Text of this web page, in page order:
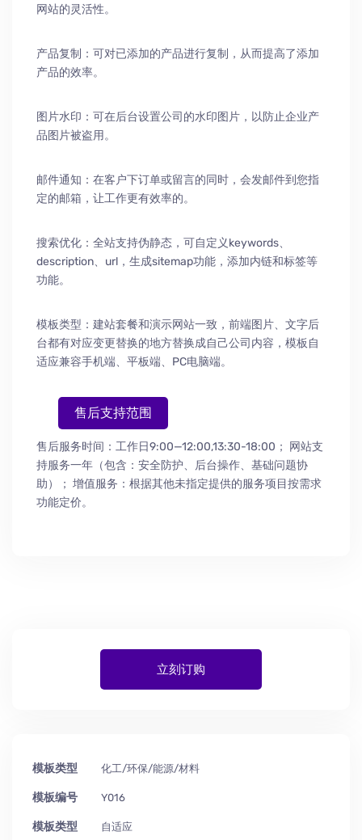
网站的灵活性。
产品复制：可对已添加的产品进行复制，从而提高了添加
产品的效率。
图片水印：可在后台设置公司的水印图片，以防止企业产
品图片被盗用。
邮件通知：在客户下订单或留言的同时，会发邮件到您指
定的邮箱，让工作更有效率的。
搜索优化：全站支持伪静态，可自定义keywords、
description、url，生成sitemap功能，添加内链和标签等
功能。
模板类型：建站套餐和演示网站一致，前端图片、文字后
台都有对应变更替换的地方替换成自己公司内容，模板自
适应兼容手机端、平板端、PC电脑端。
售后支持范围
售后服务时间：工作日9:00—12:00,13:30-18:00；
网站支
持服务一年（包含：安全防护、 后台操作、 基础问题协
助）
； 增值服务：根据其他未指定提供的服务项目按需求
功能定价。
立刻订购
模板类型 化工/环保/能源/材料
模板编号 Y016
模板类型 自适应